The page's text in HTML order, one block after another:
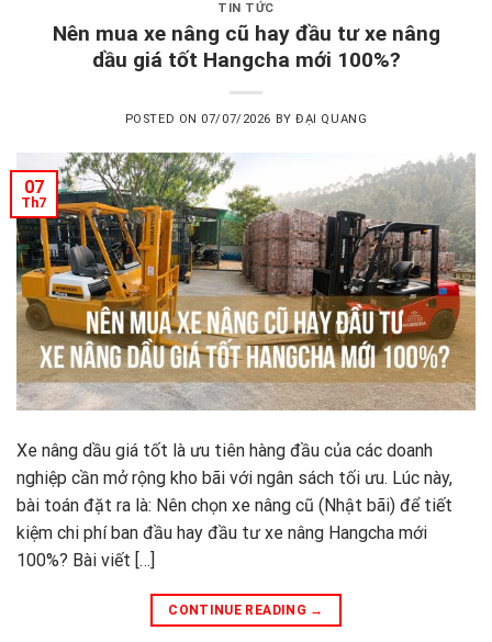
TIN TỨC
Nên mua xe nâng cũ hay đầu tư xe nâng
dầu giá tốt Hangcha mới 100%?
POSTED ON 07/07/2026 BYĐẠI QUANG
07
Th7
Xe nâng dầu giá tốt là ưu tiên hàng đầu của các doanh
nghiệp cần mở rộng kho bãi với ngân sách tối ưu. Lúc này,
bài toán đặt ra là: Nên chọn xe nâng cũ (Nhật bãi) để tiết
kiệm chi phí ban đầu hay đầu tư xe nâng Hangcha mới
100%? Bài viết […]
CONTINUE READING →